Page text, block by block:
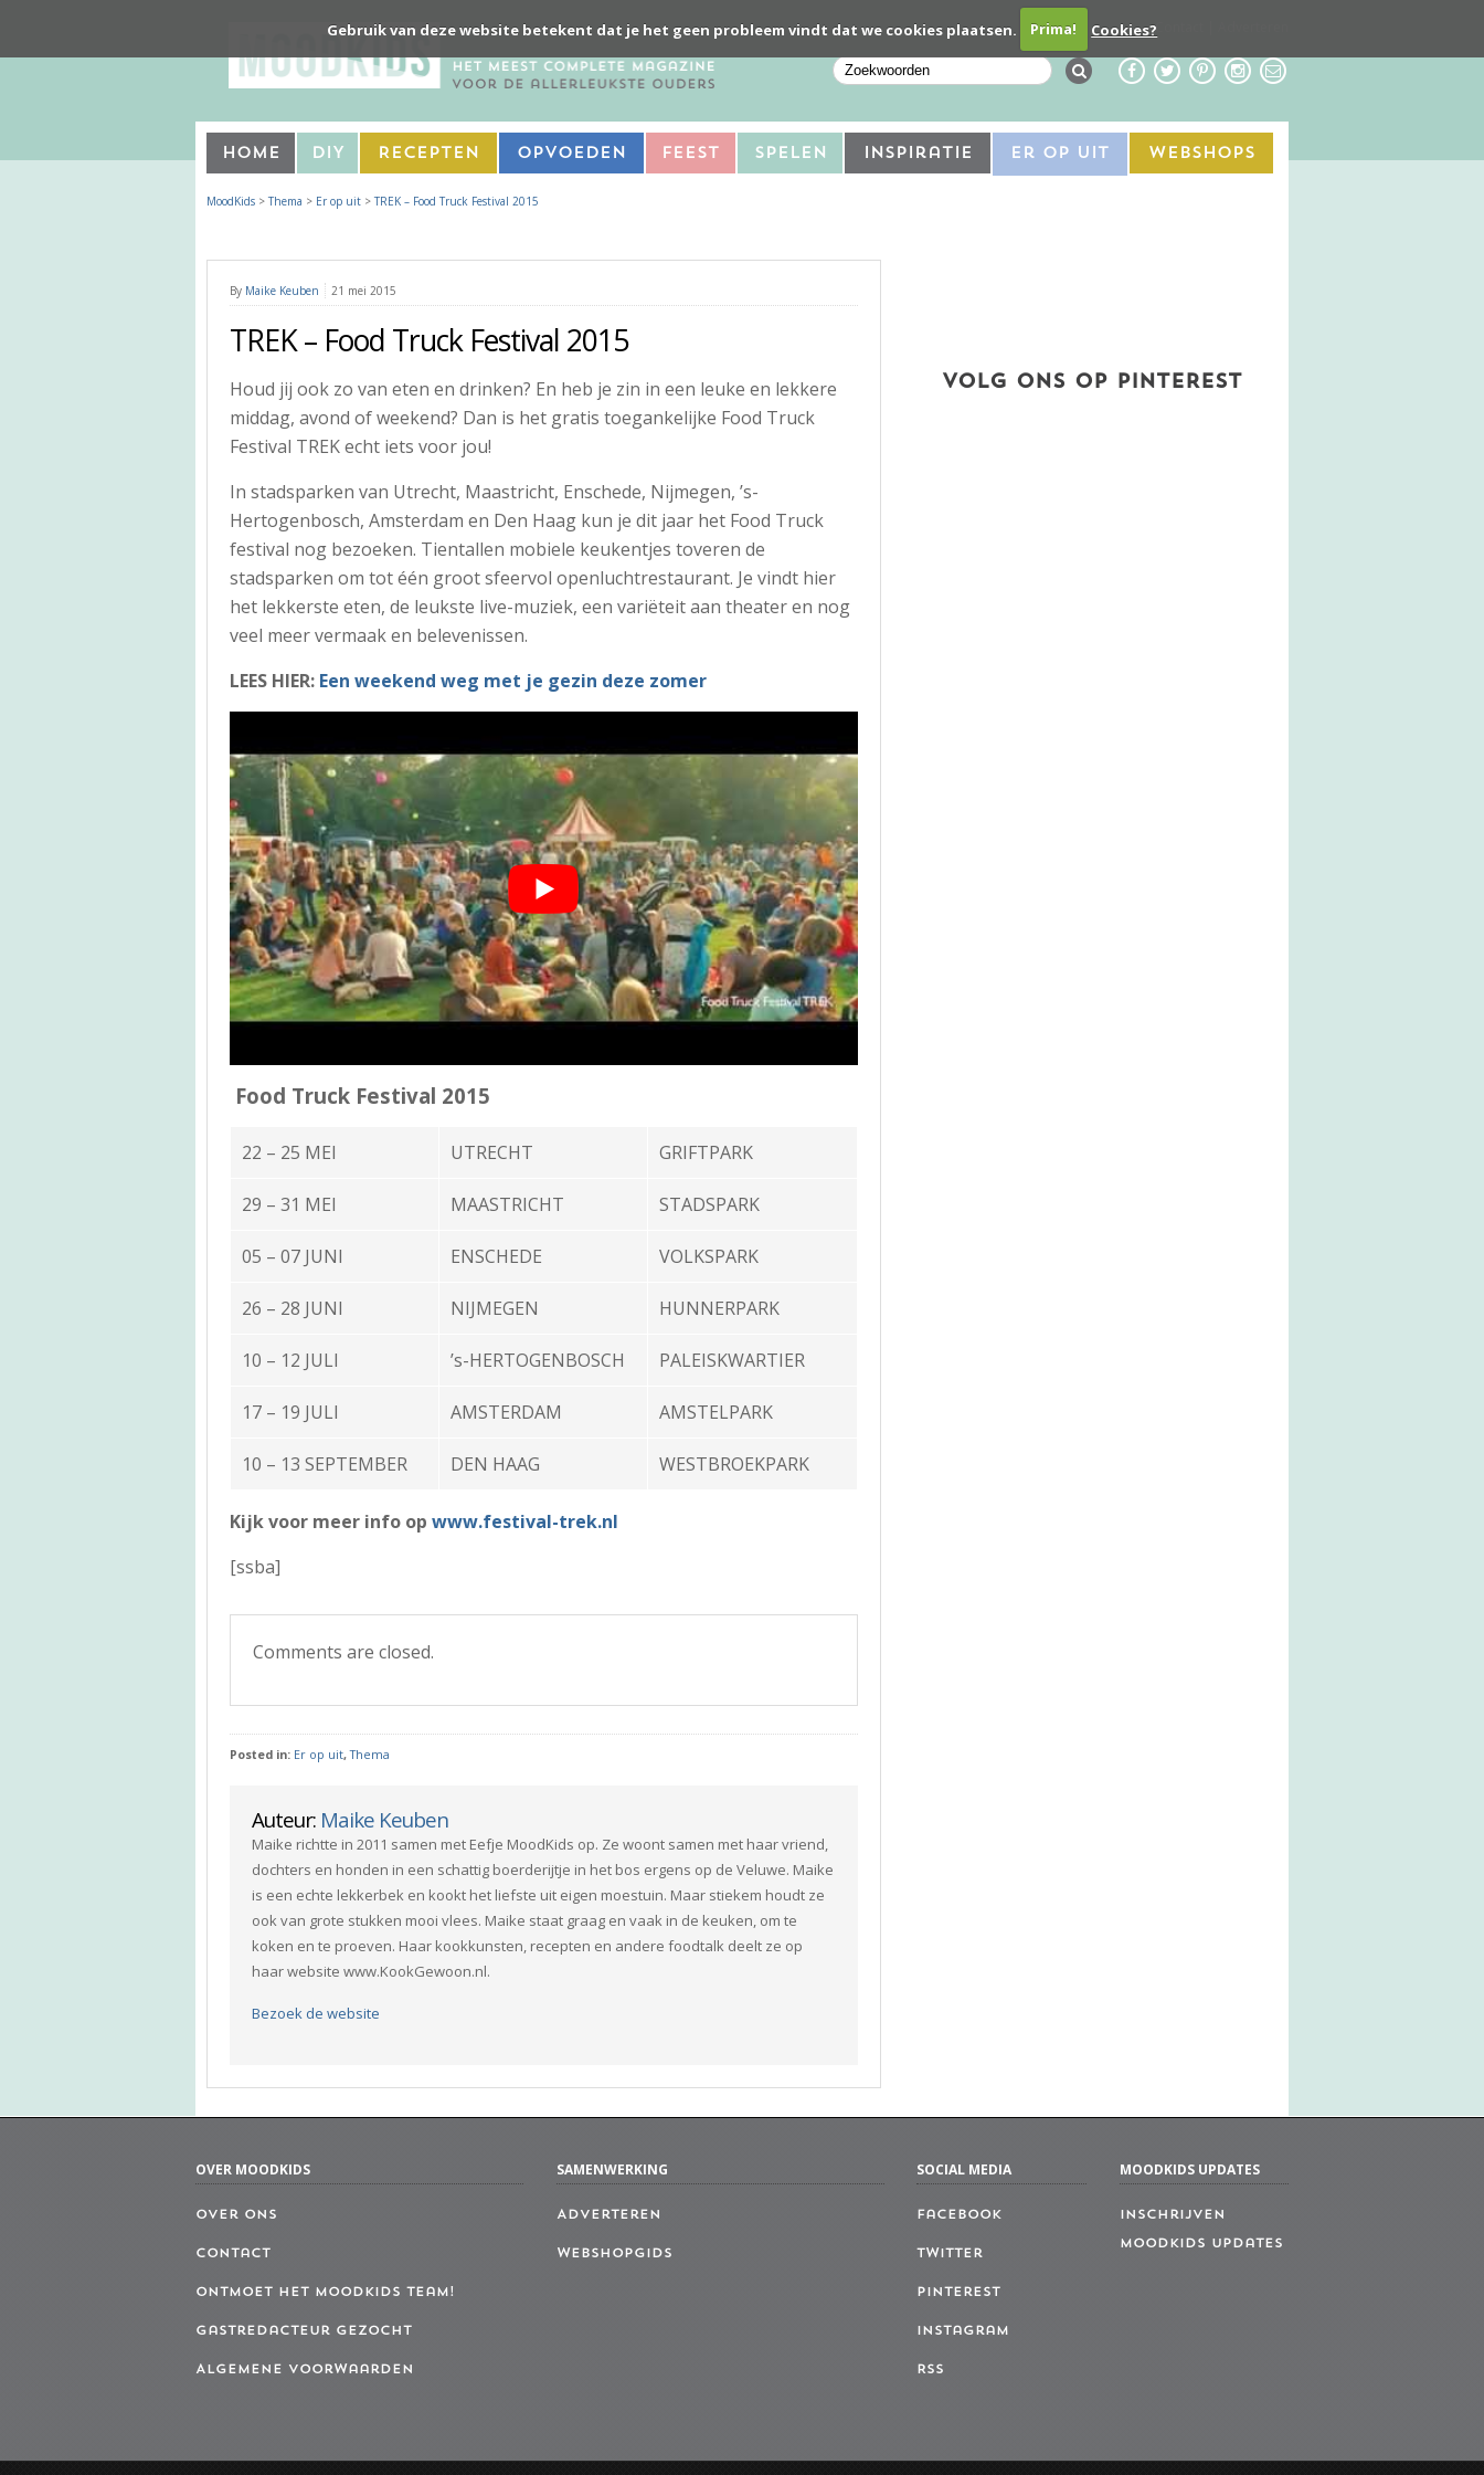
Gebruik van deze website betekent dat je het geen probleem vindt dat we cookies plaatsen. Prima! Cookies?Contact
Home DIY Recepten Opvoeden Feest Spelen Inspiratie Er Op Uit Webshops
MoodKids >Thema > Er op uit >TREK – Food Truck Festival 2015
By Maike Keuben 21 mei 2015
TREK – Food Truck Festival 2015
Houd jij ook zo van eten en drinken? En heb je zin in een leuke en lekkere
middag, avond of weekend? Dan is het gratis toegankelijke Food Truck
Festival TREK echt iets voor jou!
In stadsparken van Utrecht, Maastricht, Enschede, Nijmegen, ’s-
Hertogenbosch, Amsterdam en Den Haag kun je dit jaar het Food Truck
festival nog bezoeken. Tientallen mobiele keukentjes toveren de
stadsparken om tot één groot sfeervol openluchtrestaurant. Je vindt hier
het lekkerste eten, de leukste live-muziek, een variëteit aan theater en nog
veel meer vermaak en belevenissen.
LEES HIER: Een weekend weg met je gezin deze zomer
Food Truck Festival 2015
22 – 25 MEI UTRECHT GRIFTPARK
29 – 31 MEI MAASTRICHT STADSPARK
05 – 07 JUNI ENSCHEDE VOLKSPARK
26 – 28 JUNI NIJMEGEN HUNNERPARK
10 – 12 JULI ’s-HERTOGENBOSCH PALEISKWARTIER
17 – 19 JULI AMSTERDAM AMSTELPARK
10 – 13 SEPTEMBER DEN HAAG WESTBROEKPARK
Kijk voor meer info op www.festival-trek.nl
[ssba]
Comments are closed.
Posted in: Er op uit,Thema
Auteur: Maike Keuben
Maike richtte in 2011 samen met Eefje MoodKids op. Ze woont samen met haar vriend,
dochters en honden in een schattig boerderijtje in het bos ergens op de Veluwe. Maike
is een echte lekkerbek en kookt het liefste uit eigen moestuin. Maar stiekem houdt ze
ook van grote stukken mooi vlees. Maike staat graag en vaak in de keuken, om te
koken en te proeven. Haar kookkunsten, recepten en andere foodtalk deelt ze op
haar website www.KookGewoon.nl.
Bezoek de website
VOLG ONS OP PINTEREST
OVER MOODKIDS
Over ons
Contact
Ontmoet het MoodKids Team!
Gastredacteur gezocht
Algemene Voorwaarden
SAMENWERKING
Adverteren
Webshopgids
SOCIAL MEDIA
Facebook
Twitter
Pinterest
Instagram
RSS
MOODKIDS UPDATES
Inschrijven
MoodKids Updates